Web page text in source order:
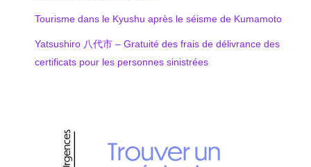
Tourisme dans le Kyushu après le séisme de Kumamoto
Yatsushiro 八代市 – Gratuité des frais de délivrance des
certificats pour les personnes sinistrées